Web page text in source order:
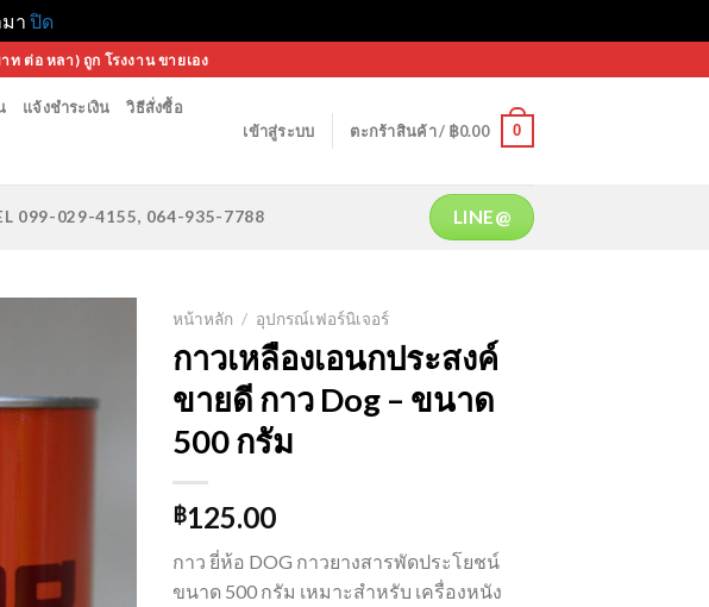
า ปิด
ต่อ หลา) ถูก โรงงาน ขายเอง
แจ้งชำระเงิน วิธีสั่งซื้อ
เข้าสู่ระบบ ตะกร้าสินค้า / ฿0.00 0
099-029-4155, 064-935-7788 LINE@
หน้าหลัก / อุปกรณ์เฟอร์นิเจอร์
กาวเหลืองเอนกประสงค์
ขายดี กาว Dog – ขนาด
500 กรัม
฿125.00
กาว ยี่ห้อ DOG กาวยางสารพัดประโยชน์
ขนาด 500 กรัม เหมาะสำหรับ เครื่องหนัง